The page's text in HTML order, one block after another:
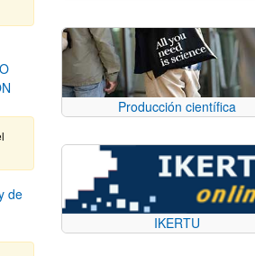
de
Producción científica
IKERTU